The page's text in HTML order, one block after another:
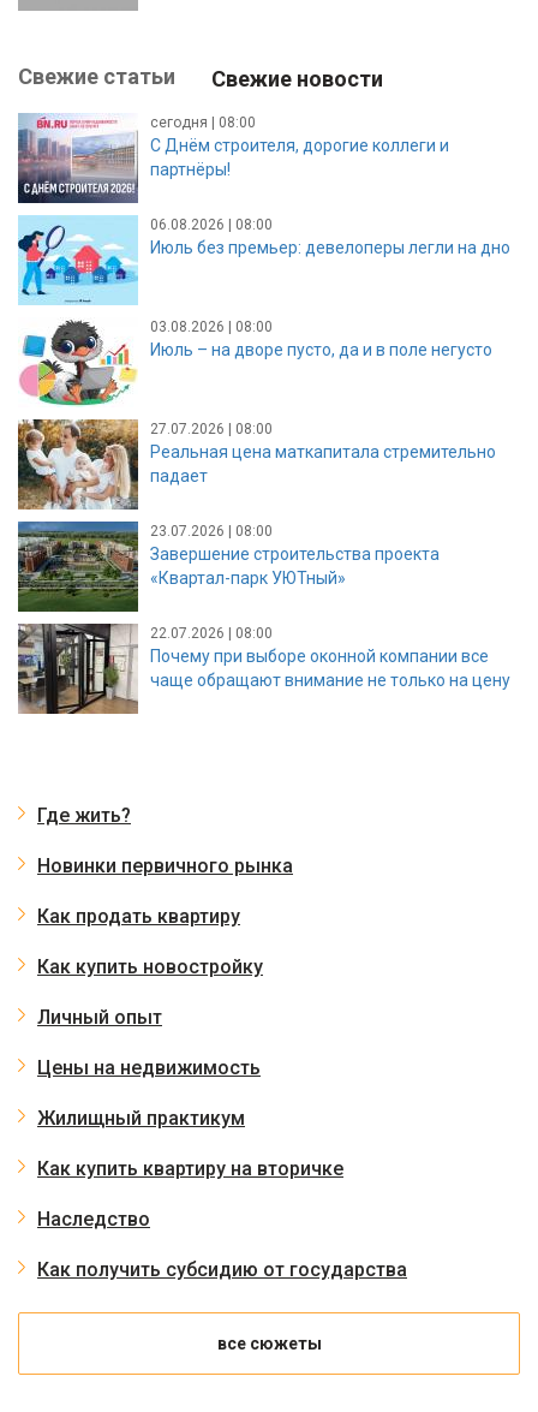
Свежие статьи Свежие новости
сегодня | 08:00
С Днём строителя, дорогие коллеги и
партнёры!
06.08.2026 | 08:00
Июль без премьер: девелоперы легли на дно
03.08.2026 | 08:00
Июль – на дворе пусто, да и в поле негусто
27.07.2026 | 08:00
Реальная цена маткапитала стремительно
падает
23.07.2026 | 08:00
Завершение строительства проекта
«Квартал-парк УЮТный»
22.07.2026 | 08:00
Почему при выборе оконной компании все
чаще обращают внимание не только на цену
Где жить?
Новинки первичного рынка
Как продать квартиру
Как купить новостройку
Личный опыт
Цены на недвижимость
Жилищный практикум
Как купить квартиру на вторичке
Наследство
Как получить субсидию от государства
все сюжеты